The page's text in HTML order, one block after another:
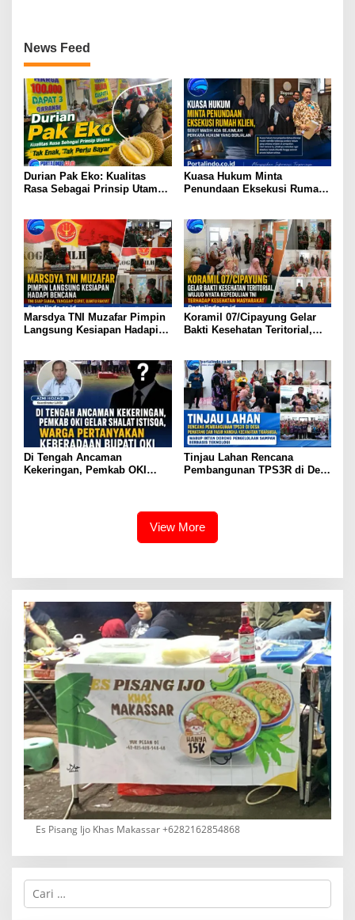
News Feed
Durian Pak Eko: Kualitas
Rasa Sebagai Prinsip Utama
Kuasa Hukum Minta
Penundaan Eksekusi Rumah
yang Berjalan
Marsdya TNI Muzafar Pimpin
Langsung Kesiapan Hadapi
Koramil 07/Cipayung Gelar
Bakti Kesehatan Teritorial,
Masyarakat
Di Tengah Ancaman
Kekeringan, Pemkab OKI
Tinjau Lahan Rencana
Pembangunan TPS3R di Desa
Sampah Berbasis Teknologi
View More
Es Pisang Ijo Khas Makassar +6282162854868
C